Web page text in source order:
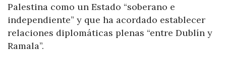
Palestina como un Estado “soberano e
independiente” y que ha acordado establecer
relaciones diplomáticas plenas “entre Dublín y
Ramala”.